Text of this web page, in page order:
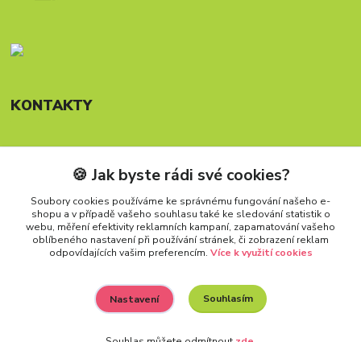
KONTAKTY
Telefon: +420 777 288 882
Provozní doba Po-Pá, 8-15:30 hod.
info@carforkids.cz
🍪 Jak byste rádi své cookies?
Soubory cookies používáme ke správnému fungování našeho e-
shopu a v případě vašeho souhlasu také ke sledování statistik o
webu, měření efektivity reklamních kampaní, zapamatování vašeho
oblíbeného nastavení při používání stránek, či zobrazení reklam
odpovídajících vašim preferencím. Více k využití cookies
Nastavení Souhlasím